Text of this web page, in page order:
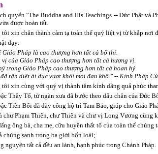
quyển "The Buddha and His Teachings -- Đức Phật và
được hoàn tất.
tôi xin chân thành cảm tạ toàn thể quý liệt vị từ khắp nơi
dạy:
Giáo Pháp là cao thượng hơn tất cả bố thí.
vị của Giáo Pháp cao thượng hơn tất cả hương vị.
trong Giáo Pháp cao thượng hơn tất cả hoan hỷ.
tận diệt ái dục vượt khỏi mọi đau khổ." -- Kinh Pháp
tôi xin cùng với quý vị thành tâm kính dâng quả phúc
Thầy Tổ, từ ngàn xưa đã bước theo dấu chân của Đức
Tiền Bối đã dày công hộ trì Tam Bảo, giúp cho Giáo
chư Phạm Thiên, chư Thiên và chư vị Long Vương cùng
ông bà, cha mẹ, cữu huyền thất tổ của toàn thế chúng
chúng sanh trong ba giới bốn loài;
nguyện tất cả đều an lành, hạnh phúc trong Chánh Pháp.